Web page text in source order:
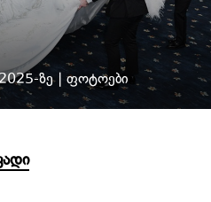
ზე | ფოტოები